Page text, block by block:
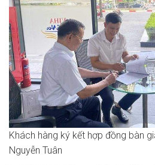
Khách hàng ký kết hợp đồng bàn
Nguyễn Tuân